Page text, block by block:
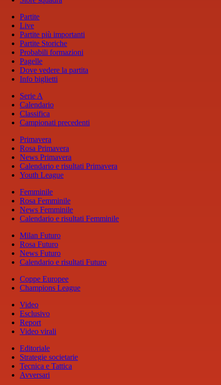
Partite
Live
Partite più importanti
Partite Storiche
Probabili formazioni
Pagelle
Dove vedere la partita
Info biglietti
Serie A
Calendario
Classifica
Campionati precedenti
Primavera
Rosa Primavera
News Primavera
Calendario e risultati Primavera
Youth League
Femminile
Rosa Femminile
News Femminile
Calendario e risultati Femminile
Milan Futuro
Rosa Futuro
News Futuro
Calendario e risultati Futuro
Coppe Europee
Champions League
Video
Esclusivo
Report
Video virali
Editoriale
Strategie societarie
Tecnica e Tattica
Avversari